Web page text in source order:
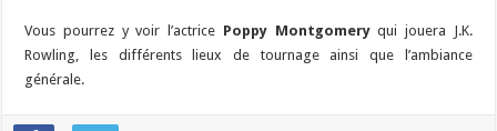
Vous pourrez y voir l’actrice Poppy Montgomeryqui jouera J.K.
Rowling, les différents lieux de tournage ainsi que l’ambiance
générale.